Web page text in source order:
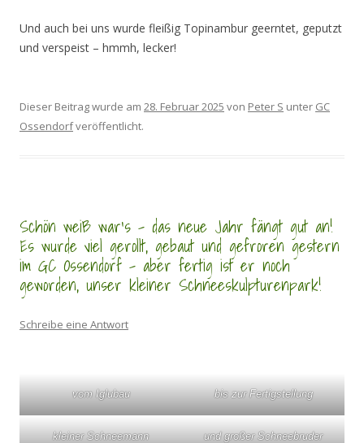
Und auch bei uns wurde fleißig Topinambur geerntet, geputzt
und verspeist – hmmh, lecker!
Dieser Beitrag wurde am 28. Februar 2025 von Peter S unter GC
Ossendorfveröffentlicht.
Schön weiß war’s – das neue Jahr fängt gut an!
Es wurde viel gerollt, gebaut und gefroren gestern
im GC Ossendorf – aber fertig ist er noch
geworden, unser kleiner Schneeskulpturenpark!
Schreibe eine Antwort
vom Iglubau bis zur Fertigstellung
kleiner Schneemann und großer Schneebruder